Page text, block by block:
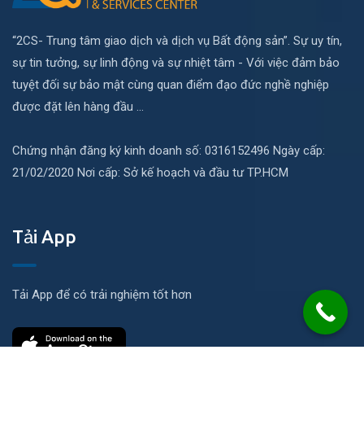
“2CS- Trung tâm giao dịch và dịch vụ Bất động sản”. Sự uy tín,
sự tin tưởng, sự linh động và sự nhiệt tâm - Với việc đảm bảo
tuyệt đối sự bảo mật cùng quan điểm đạo đức nghề nghiệp
được đặt lên hàng đầu ...
Chứng nhận đăng ký kinh doanh số: 0316152496 Ngày cấp:
21/02/2020 Nơi cấp: Sở kế hoạch và đầu tư TP.HCM
Tải App
Tải App để có trải nghiệm tốt hơn